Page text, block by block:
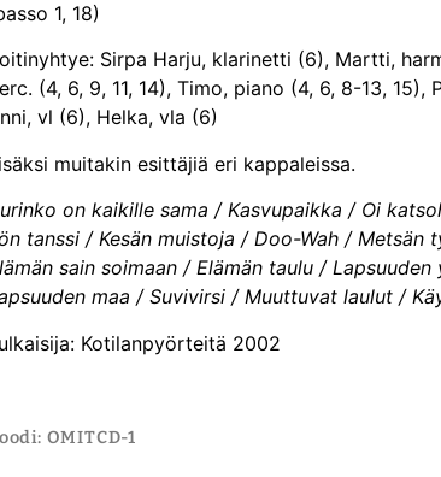
1, 18)
Sirpa Harju, klarinetti (6), Martti,
(4, 6, 9, 11, 14), Timo, piano (4, 6, 8-13, 15),
vl (6), Helka, vla (6)
muitakin esittäjiä eri kappaleissa.
on kaikille sama / Kasvupaikka / Oi
tanssi / Kesän muistoja / Doo-Wah /
sain soimaan / Elämän taulu /
maa / Suvivirsi / Muuttuvat laulut /
Kotilanpyörteitä 2002
OMITCD-1